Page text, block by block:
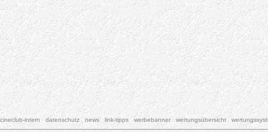
cineclub-intern datenschutz news link-tipps werbebanner wertungsübersicht